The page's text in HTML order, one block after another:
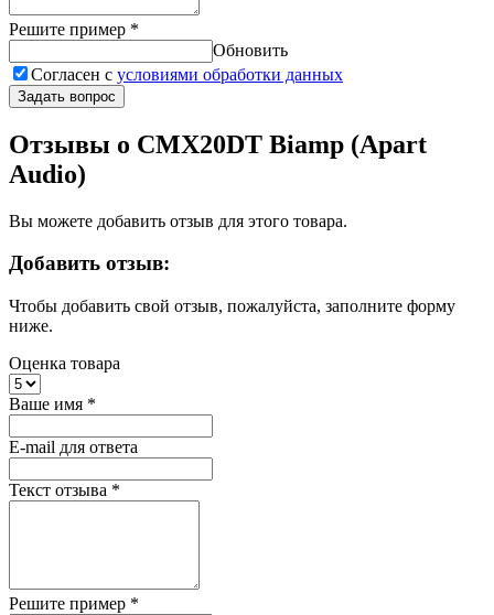
Решите пример *
Обновить
Согласен с условиями обработки данных
Задать вопрос
Отзывы о CMX20DT Biamp (Apart
Audio)
Вы можете добавить отзыв для этого товара.
Добавить отзыв:
Чтобы добавить свой отзыв, пожалуйста, заполните форму
ниже.
Оценка товара
Ваше имя *
E-mail для ответа
Текст отзыва *
Решите пример *